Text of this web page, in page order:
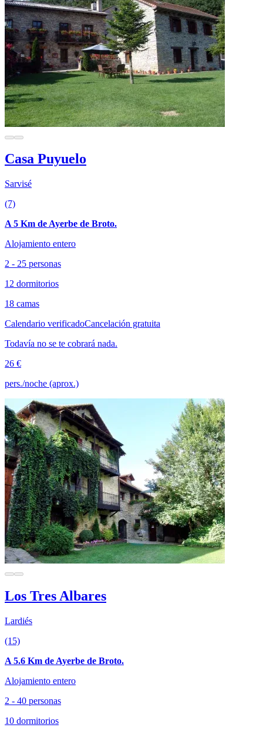
Casa Puyuelo
Sarvisé
(7)
A 5 Km de Ayerbe de Broto.
Alojamiento entero
2 - 25 personas
12 dormitorios
18 camas
Calendario verificadoCancelación gratuita
Todavía no se te cobrará nada.
26 €
pers./noche (aprox.)
Los Tres Albares
Lardiés
(15)
A 5.6 Km de Ayerbe de Broto.
Alojamiento entero
2 - 40 personas
10 dormitorios